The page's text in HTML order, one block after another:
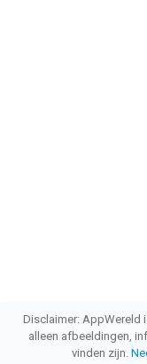
Disclaimer: AppWereld
alleen afbeeldingen,
vinden zijn.